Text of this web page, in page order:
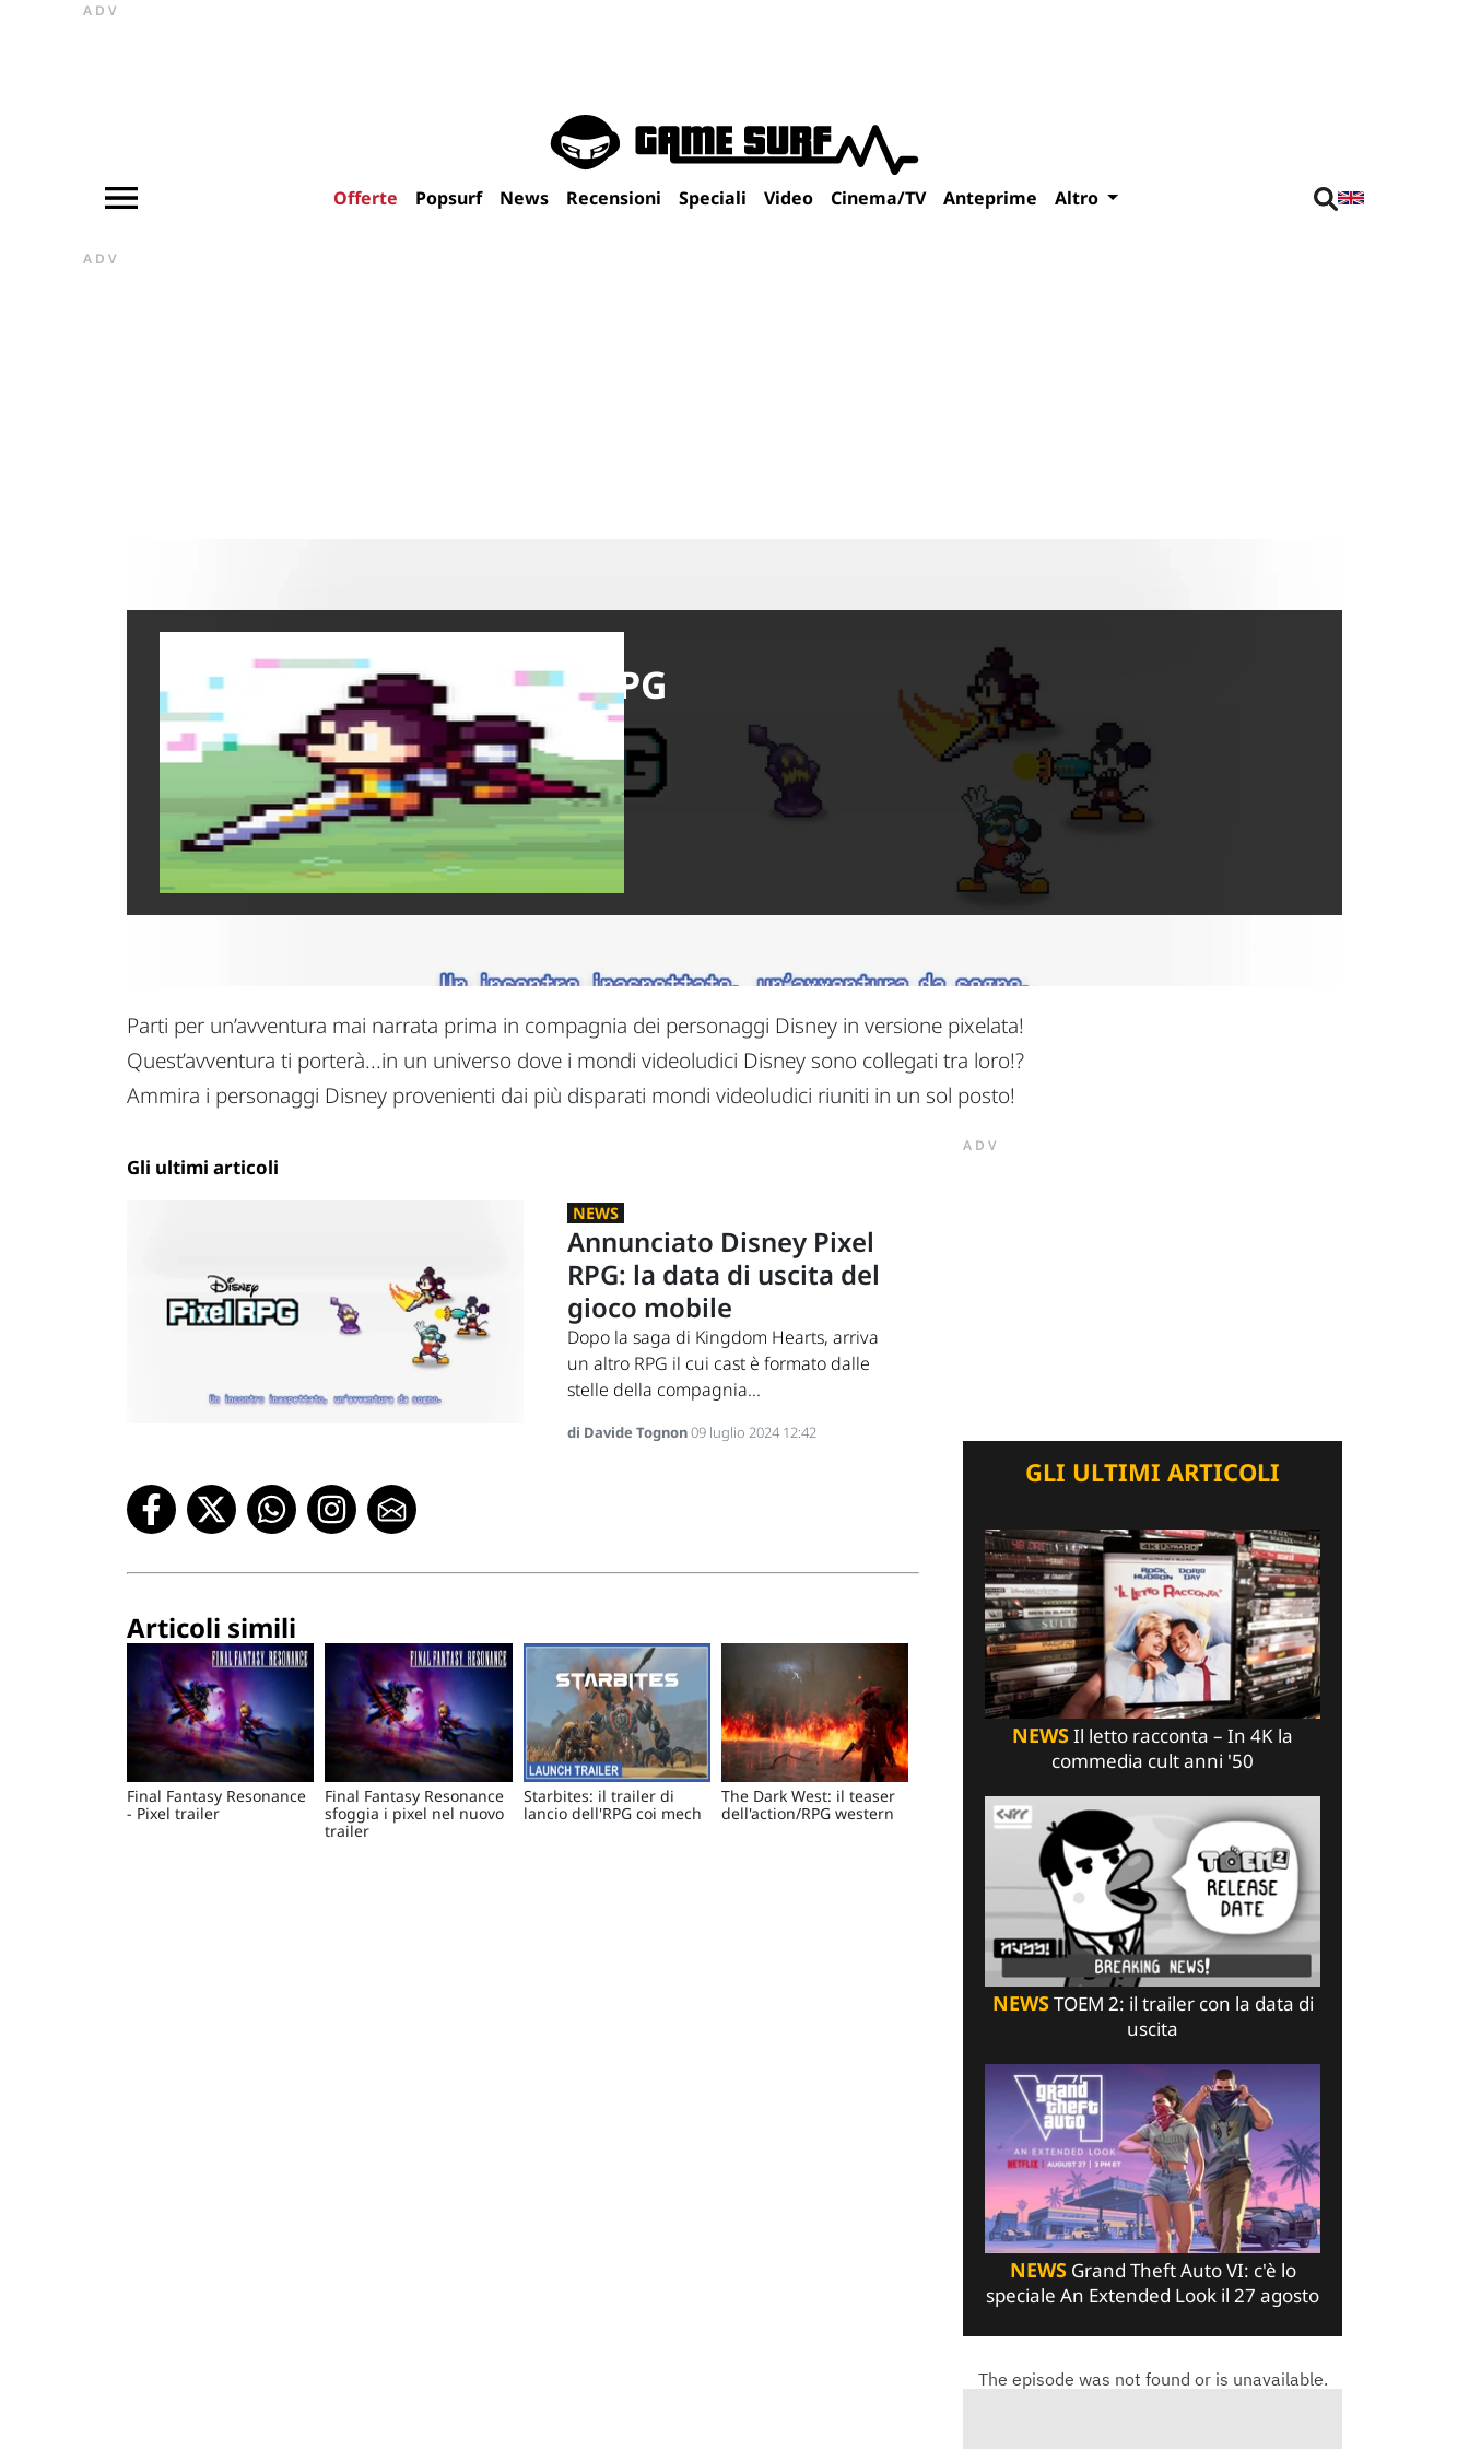
ADV
Offerte Popsurf News Recensioni Speciali Video Cinema/TV Anteprime Altro
ADV
Disney Pixel RPG
Data di uscita:9 settembre 2024
Piattaforme:
Sviluppatori:
Produttori:
GungHo
Genere:RPG
Parti per un’avventura mai narrata prima in compagnia dei personaggi Disney in versione pixelata!
Quest’avventura ti porterà...in un universo dove i mondi videoludici Disney sono collegati tra loro!?
Ammira i personaggi Disney provenienti dai più disparati mondi videoludici riuniti in un sol posto!
Gli ultimi articoli
NEWS
Annunciato Disney Pixel
RPG: la data di uscita del
gioco mobile
Dopo la saga di Kingdom Hearts, arriva
un altro RPG il cui cast è formato dalle
stelle della compagnia...
di Davide Tognon09 luglio 2024 12:42
Articoli simili
Final Fantasy Resonance
- Pixel trailer
Final Fantasy Resonance
sfoggia i pixel nel nuovo
trailer
Starbites: il trailer di
lancio dell'RPG coi mech
The Dark West: il teaser
dell'action/RPG western
ADV
GLI ULTIMI ARTICOLI
NEWSIl letto racconta – In 4K la
commedia cult anni '50
NEWSTOEM 2: il trailer con la data di
uscita
NEWSGrand Theft Auto VI: c'è lo
speciale An Extended Look il 27 agosto